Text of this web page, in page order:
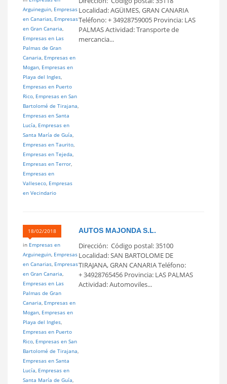
Arguineguin, Empresas
en Canarias, Empresas
en Gran Canaria,
Empresas en Las
Palmas de Gran
Canaria, Empresas en
Mogan, Empresas en
Playa del Ingles,
Empresas en Puerto
Rico, Empresas en San
Bartolomé de Tirajana,
Empresas en Santa
Lucía, Empresas en
Santa María de Guía,
Empresas en Taurito,
Empresas en Tejeda,
Empresas en Terror,
Empresas en
Valleseco, Empresas
en Vecindario
Localidad: AGÜIMES, GRAN CANARIA
Teléfono: + 34928759005 Provincia: LAS
PALMAS Actividad: Transporte de
mercancia...
18/02/2018
in Empresas en
Arguineguin, Empresas
en Canarias, Empresas
en Gran Canaria,
Empresas en Las
Palmas de Gran
Canaria, Empresas en
Mogan, Empresas en
Playa del Ingles,
Empresas en Puerto
Rico, Empresas en San
Bartolomé de Tirajana,
Empresas en Santa
Lucía, Empresas en
Santa María de Guía,
AUTOS MAJONDA S.L.
Dirección: Código postal: 35100
Localidad: SAN BARTOLOME DE
TIRAJANA, GRAN CANARIA Teléfono:
+ 34928765456 Provincia: LAS PALMAS
Actividad: Automoviles...